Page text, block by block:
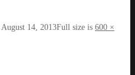
August 14, 2013Full size is 600 ×